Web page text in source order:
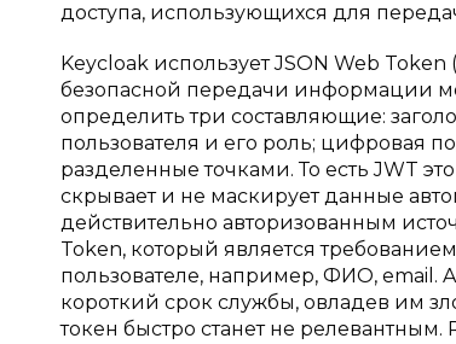
доступа, использующихся для
Kеyсloak использует JSON Web Token
безопасной передачи информации
определить три составляющие:
пользователя и его роль; цифровая
разделенные точками. То есть JWT
скрывает и не маскирует данные
действительно авторизованным
Token, который является
пользователе, например, ФИО, email.
короткий срок службы, овладев им
токен быстро станет не релевантным.